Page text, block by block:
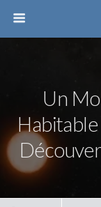
Un
Habitable